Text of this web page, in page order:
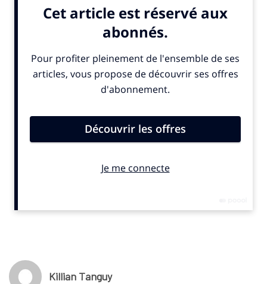
jusqu’en 2031. Les championnats du monde de cyclisme,
toutes disciplines confondues, resteront diffusés
gratuitement à la télévision en Europe, indique
publié jeudi 22 mai 2025. Cela inclut les épreuves masculines et
féminines sur route, piste, VTT, BMX Racing, BMX Freestyle,
cyclo-cross, trial et gravel. En France, les retransmissions
antennes et la plateforme de Warner Bros Discovery,
partenaire de l’UER.
© SportBusiness.Club Mai 2025
Killian Tanguy